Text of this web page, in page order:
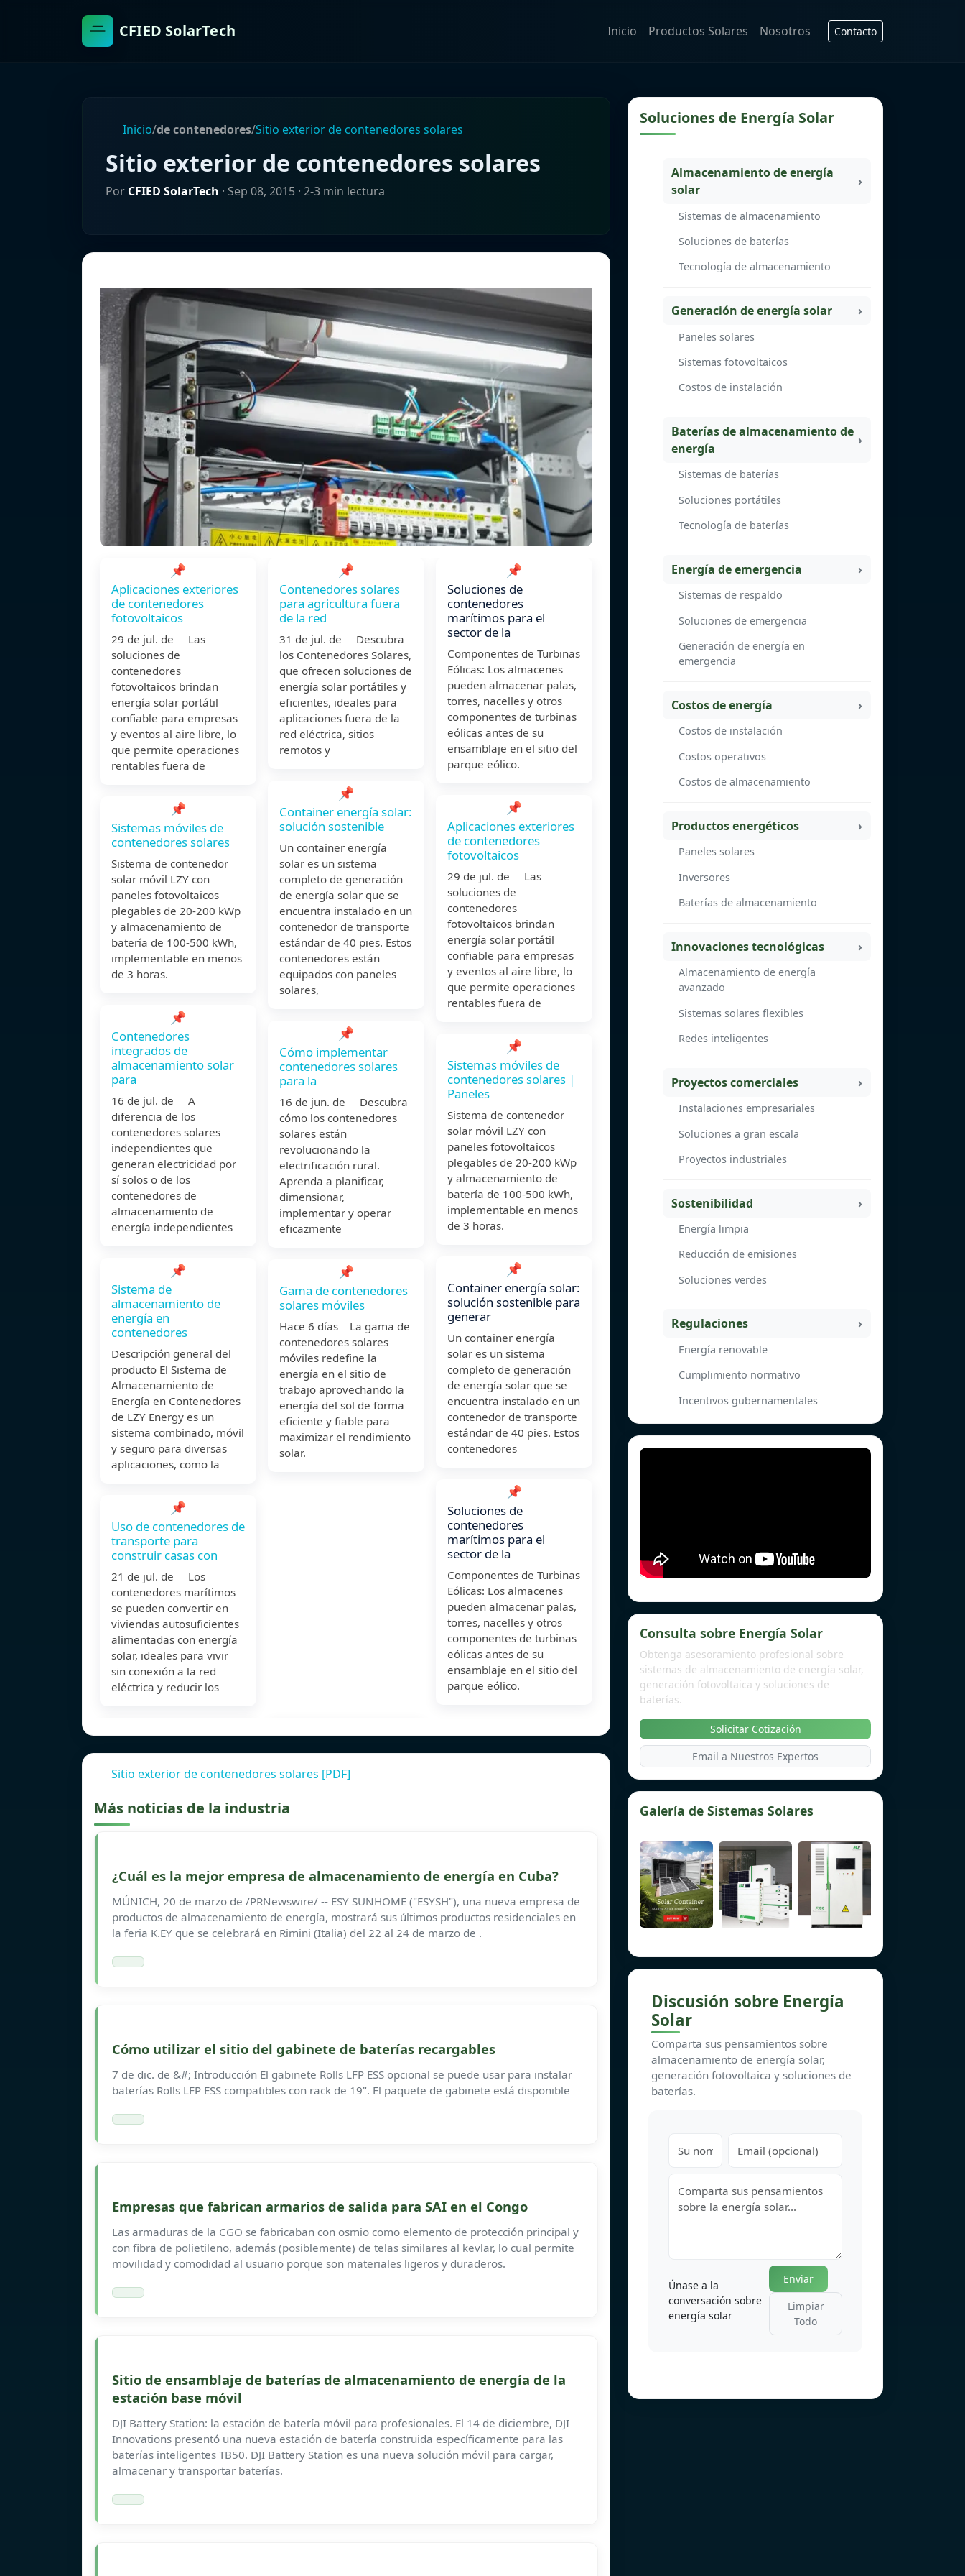
CFIED SolarTech Inicio Productos Solares Nosotros Contacto
Inicio/de contenedores/Sitio exterior de contenedores solares
Sitio exterior de contenedores solares
Por CFIED SolarTech · Sep 08, 2015 · 2-3 min lectura
📌
Aplicaciones exteriores
de contenedores
fotovoltaicos
29 de jul. de Las
soluciones de
contenedores
fotovoltaicos brindan
energía solar portátil
confiable para empresas
y eventos al aire libre, lo
que permite operaciones
rentables fuera de
📌
Sistemas móviles de
contenedores solares
Sistema de contenedor
solar móvil LZY con
paneles fotovoltaicos
plegables de 20-200 kWp
y almacenamiento de
batería de 100-500 kWh,
implementable en menos
de 3 horas.
📌
Contenedores
integrados de
almacenamiento solar
para
16 de jul. de A
diferencia de los
contenedores solares
independientes que
generan electricidad por
sí solos o de los
contenedores de
almacenamiento de
energía independientes
📌
Sistema de
almacenamiento de
energía en
contenedores
Descripción general del
producto El Sistema de
Almacenamiento de
Energía en Contenedores
de LZY Energy es un
sistema combinado, móvil
y seguro para diversas
aplicaciones, como la
📌
Uso de contenedores de
transporte para
construir casas con
21 de jul. de Los
contenedores marítimos
se pueden convertir en
viviendas autosuficientes
alimentadas con energía
solar, ideales para vivir
sin conexión a la red
eléctrica y reducir los
📌
Contenedores solares
para agricultura fuera
de la red
31 de jul. de Descubra
los Contenedores Solares,
que ofrecen soluciones de
energía solar portátiles y
eficientes, ideales para
aplicaciones fuera de la
red eléctrica, sitios
remotos y
📌
Container energía solar:
solución sostenible
Un container energía
solar es un sistema
completo de generación
de energía solar que se
encuentra instalado en un
contenedor de transporte
estándar de 40 pies. Estos
contenedores están
equipados con paneles
solares,
📌
Cómo implementar
contenedores solares
para la
16 de jun. de Descubra
cómo los contenedores
solares están
revolucionando la
electrificación rural.
Aprenda a planificar,
dimensionar,
implementar y operar
eficazmente
📌
Gama de contenedores
solares móviles
Hace 6 días La gama de
contenedores solares
móviles redefine la
energía en el sitio de
trabajo aprovechando la
energía del sol de forma
eficiente y fiable para
maximizar el rendimiento
solar.
📌
Soluciones de
contenedores
marítimos para el
sector de la
Componentes de Turbinas
Eólicas: Los almacenes
pueden almacenar palas,
torres, nacelles y otros
componentes de turbinas
eólicas antes de su
ensamblaje en el sitio del
parque eólico.
📌
Aplicaciones exteriores
de contenedores
fotovoltaicos
29 de jul. de Las
soluciones de
contenedores
fotovoltaicos brindan
energía solar portátil
confiable para empresas
y eventos al aire libre, lo
que permite operaciones
rentables fuera de
📌
Sistemas móviles de
contenedores solares |
Paneles
Sistema de contenedor
solar móvil LZY con
paneles fotovoltaicos
plegables de 20-200 kWp
y almacenamiento de
batería de 100-500 kWh,
implementable en menos
de 3 horas.
📌
Container energía solar:
solución sostenible para
generar
Un container energía
solar es un sistema
completo de generación
de energía solar que se
encuentra instalado en un
contenedor de transporte
estándar de 40 pies. Estos
contenedores
📌
Soluciones de
contenedores
marítimos para el
sector de la
Componentes de Turbinas
Eólicas: Los almacenes
pueden almacenar palas,
torres, nacelles y otros
componentes de turbinas
eólicas antes de su
ensamblaje en el sitio del
parque eólico.
Sitio exterior de contenedores solares [PDF]
Más noticias de la industria
¿Cuál es la mejor empresa de almacenamiento de energía en Cuba?
MÚNICH, 20 de marzo de /PRNewswire/ -- ESY SUNHOME ("ESYSH"), una nueva empresa de
productos de almacenamiento de energía, mostrará sus últimos productos residenciales en
la feria K.EY que se celebrará en Rimini (Italia) del 22 al 24 de marzo de .
Cómo utilizar el sitio del gabinete de baterías recargables
7 de dic. de &#; Introducción El gabinete Rolls LFP ESS opcional se puede usar para instalar
baterías Rolls LFP ESS compatibles con rack de 19". El paquete de gabinete está disponible
Empresas que fabrican armarios de salida para SAI en el Congo
Las armaduras de la CGO se fabricaban con osmio como elemento de protección principal y
con fibra de polietileno, además (posiblemente) de telas similares al kevlar, lo cual permite
movilidad y comodidad al usuario porque son materiales ligeros y duraderos.
Sitio de ensamblaje de baterías de almacenamiento de energía de la
estación base móvil
DJI Battery Station: la estación de batería móvil para profesionales. El 14 de diciembre, DJI
Innovations presentó una nueva estación de batería construida específicamente para las
baterías inteligentes TB50. DJI Battery Station es una nueva solución móvil para cargar,
almacenar y transportar baterías.
Soluciones de Energía Solar
Almacenamiento de energía
solar
Sistemas de almacenamiento
Soluciones de baterías
Tecnología de almacenamiento
Generación de energía solar
Paneles solares
Sistemas fotovoltaicos
Costos de instalación
Baterías de almacenamiento de
energía
Sistemas de baterías
Soluciones portátiles
Tecnología de baterías
Energía de emergencia
Sistemas de respaldo
Soluciones de emergencia
Generación de energía en
emergencia
Costos de energía
Costos de instalación
Costos operativos
Costos de almacenamiento
Productos energéticos
Paneles solares
Inversores
Baterías de almacenamiento
Innovaciones tecnológicas
Almacenamiento de energía
avanzado
Sistemas solares flexibles
Redes inteligentes
Proyectos comerciales
Instalaciones empresariales
Soluciones a gran escala
Proyectos industriales
Sostenibilidad
Energía limpia
Reducción de emisiones
Soluciones verdes
Regulaciones
Energía renovable
Cumplimiento normativo
Incentivos gubernamentales
Consulta sobre Energía Solar
Obtenga asesoramiento profesional sobre
sistemas de almacenamiento de energía solar,
generación fotovoltaica y soluciones de
baterías.
Solicitar Cotización
Email a Nuestros Expertos
Galería de Sistemas Solares
Discusión sobre Energía
Solar
Comparta sus pensamientos sobre
almacenamiento de energía solar,
generación fotovoltaica y soluciones de
baterías.
Únase a la
conversación sobre
energía solar
Enviar
Limpiar
Todo